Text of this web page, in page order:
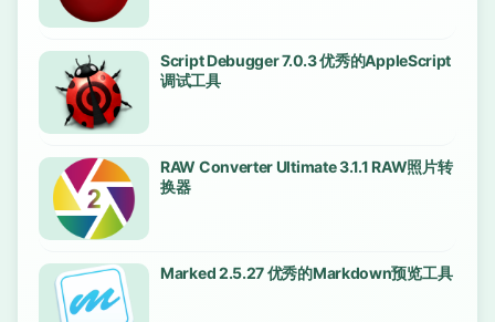
Script Debugger 7.0.3 优秀的AppleScript
调试工具
RAW Converter Ultimate 3.1.1 RAW照片转
换器
Marked 2.5.27 优秀的Markdown预览工具